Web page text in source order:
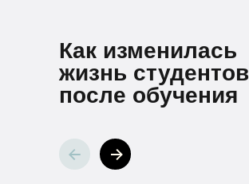
Как изменилась
жизнь студентов
после обучения